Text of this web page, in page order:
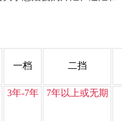
一档 二挡
3年-7年 7年以上或无期